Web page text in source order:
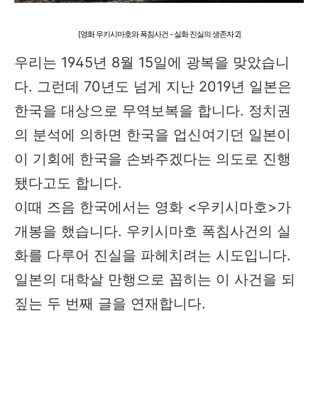
[영화 우키시마호와 폭침사건 - 실화 진실의 생존자 2]
우리는 1945년 8월 15일에 광복을 맞았습니
다. 그런데 70년도 넘게 지난 2019년 일본은
한국을 대상으로 무역보복을 합니다. 정치권
의 분석에 의하면 한국을 업신여기던 일본이
이 기회에 한국을 손봐주겠다는 의도로 진행
됐다고도 합니다.
이때 즈음 한국에서는 영화 <우키시마호>가
개봉을 했습니다. 우키시마호 폭침사건의 실
화를 다루어 진실을 파헤치려는 시도입니다.
일본의 대학살 만행으로 꼽히는 이 사건을 되
짚는 두 번째 글을 연재합니다.